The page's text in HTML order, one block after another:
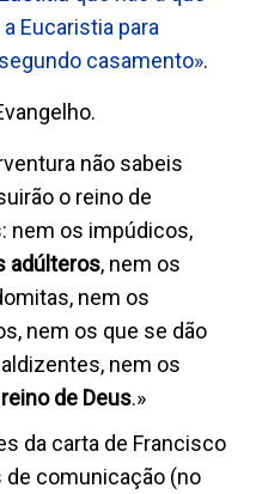
Eucaristia para
casamento».
não sabeis
o reino de
nem os impúdicos,
adúlteros, nem os
nem os
nem os que se dão
nem os
de Deus.»
da carta de Francisco
comunicação (no